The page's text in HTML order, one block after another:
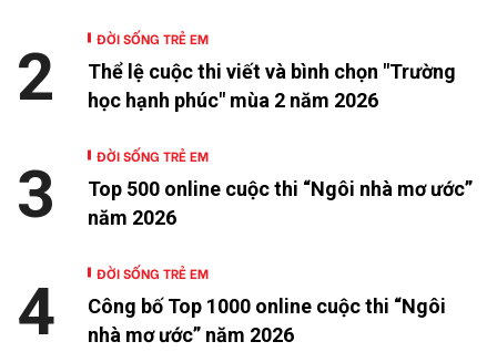
ĐỜI SỐNG TRẺ EM
Thể lệ cuộc thi viết và bình chọn "Trường
học hạnh phúc" mùa 2 năm 2026
2
ĐỜI SỐNG TRẺ EM
Top 500 online cuộc thi “Ngôi nhà mơ ước”
năm 2026
3
ĐỜI SỐNG TRẺ EM
Công bố Top 1000 online cuộc thi “Ngôi
nhà mơ ước” năm 2026
4